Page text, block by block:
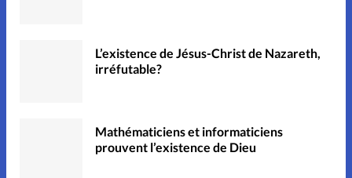
L’existence de Jésus-Christ de Nazareth,
irréfutable?
Mathématiciens et informaticiens
prouvent l’existence de Dieu